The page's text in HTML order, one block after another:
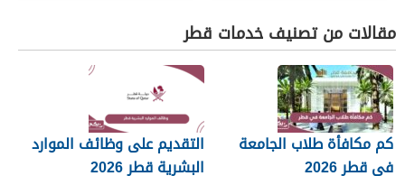
مقالات من تصنيف خدمات قطر
كم مكافأة طلاب الجامعة
في قطر 2026
التقديم على وظائف الموارد
البشرية قطر 2026